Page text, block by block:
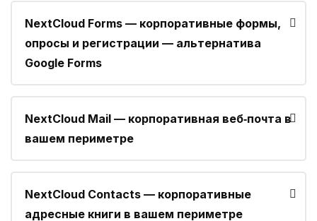
NextCloud Forms — корпоративные формы,
опросы и регистрации — альтернатива
Google Forms
NextCloud Mail — корпоративная веб‑почта в
вашем периметре
NextCloud Contacts — корпоративные
адресные книги в вашем периметре